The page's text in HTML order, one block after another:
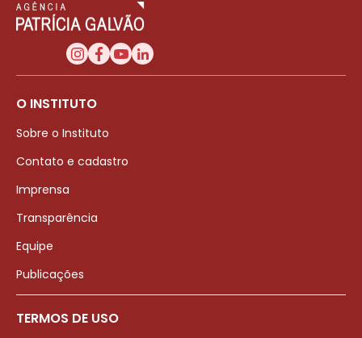
O INSTITUTO
Sobre o Instituto
Contato e cadastro
Imprensa
Transparência
Equipe
Publicações
TERMOS DE USO